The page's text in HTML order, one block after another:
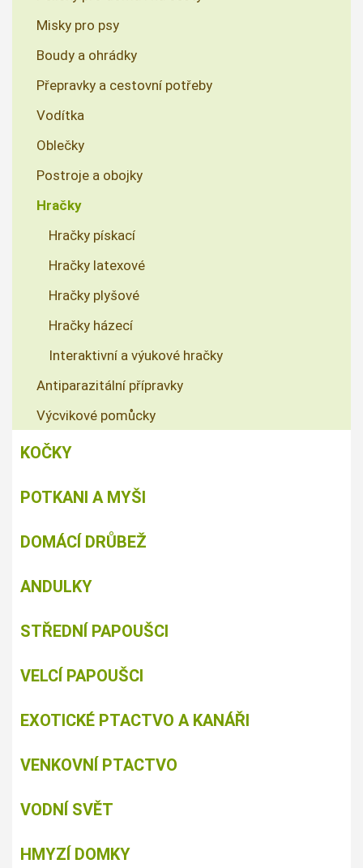
Misky pro psy
Boudy a ohrádky
Přepravky a cestovní potřeby
Vodítka
Oblečky
Postroje a obojky
Hračky
Hračky pískací
Hračky latexové
Hračky plyšové
Hračky házecí
Interaktivní a výukové hračky
Antiparazitální přípravky
Výcvikové pomůcky
KOČKY
POTKANI A MYŠI
DOMÁCÍ DRŮBEŽ
ANDULKY
STŘEDNÍ PAPOUŠCI
VELCÍ PAPOUŠCI
EXOTICKÉ PTACTVO A KANÁŘI
VENKOVNÍ PTACTVO
VODNÍ SVĚT
HMYZÍ DOMKY